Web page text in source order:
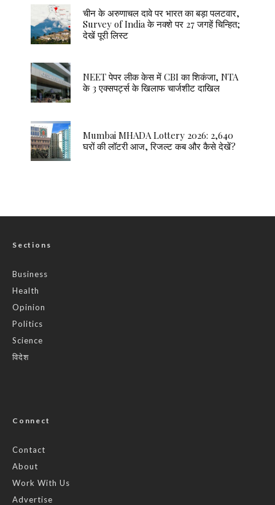
चीन के अरुणाचल दावे पर भारत का बड़ा पलटवार,
Survey of India के नक्शे पर 27 जगहें चिन्हित;
देखें पूरी लिस्ट
NEET पेपर लीक केस में CBI का शिकंजा, NTA
के 3 एक्सपर्ट्स के खिलाफ चार्जशीट दाखिल
Mumbai MHADA Lottery 2026: 2,640
घरों की लॉटरी आज, रिजल्ट कब और कैसे देखें?
Sections
Business
Health
Opinion
Politics
Science
विदेश
Connect
Contact
About
Work With Us
Advertise